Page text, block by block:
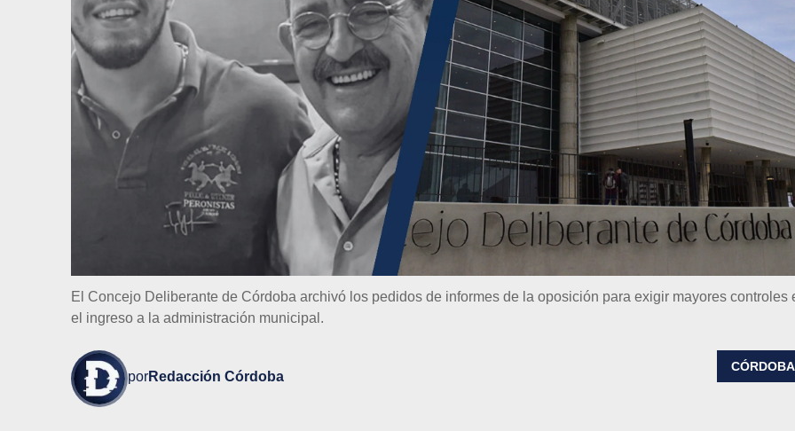
El Concejo Deliberante de Córdoba archivó los pedidos de informes de la oposición para exigir mayores controles
el ingreso a la administración municipal.
porRedacción Córdoba
CÓRDOBA